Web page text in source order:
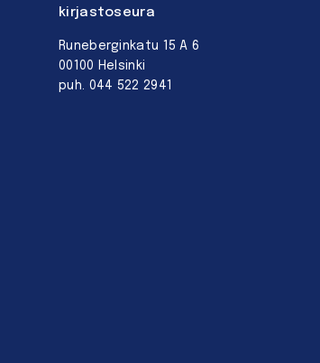
kirjastoseura
Runeberginkatu 15 A 6
00100 Helsinki
puh. 044 522 2941